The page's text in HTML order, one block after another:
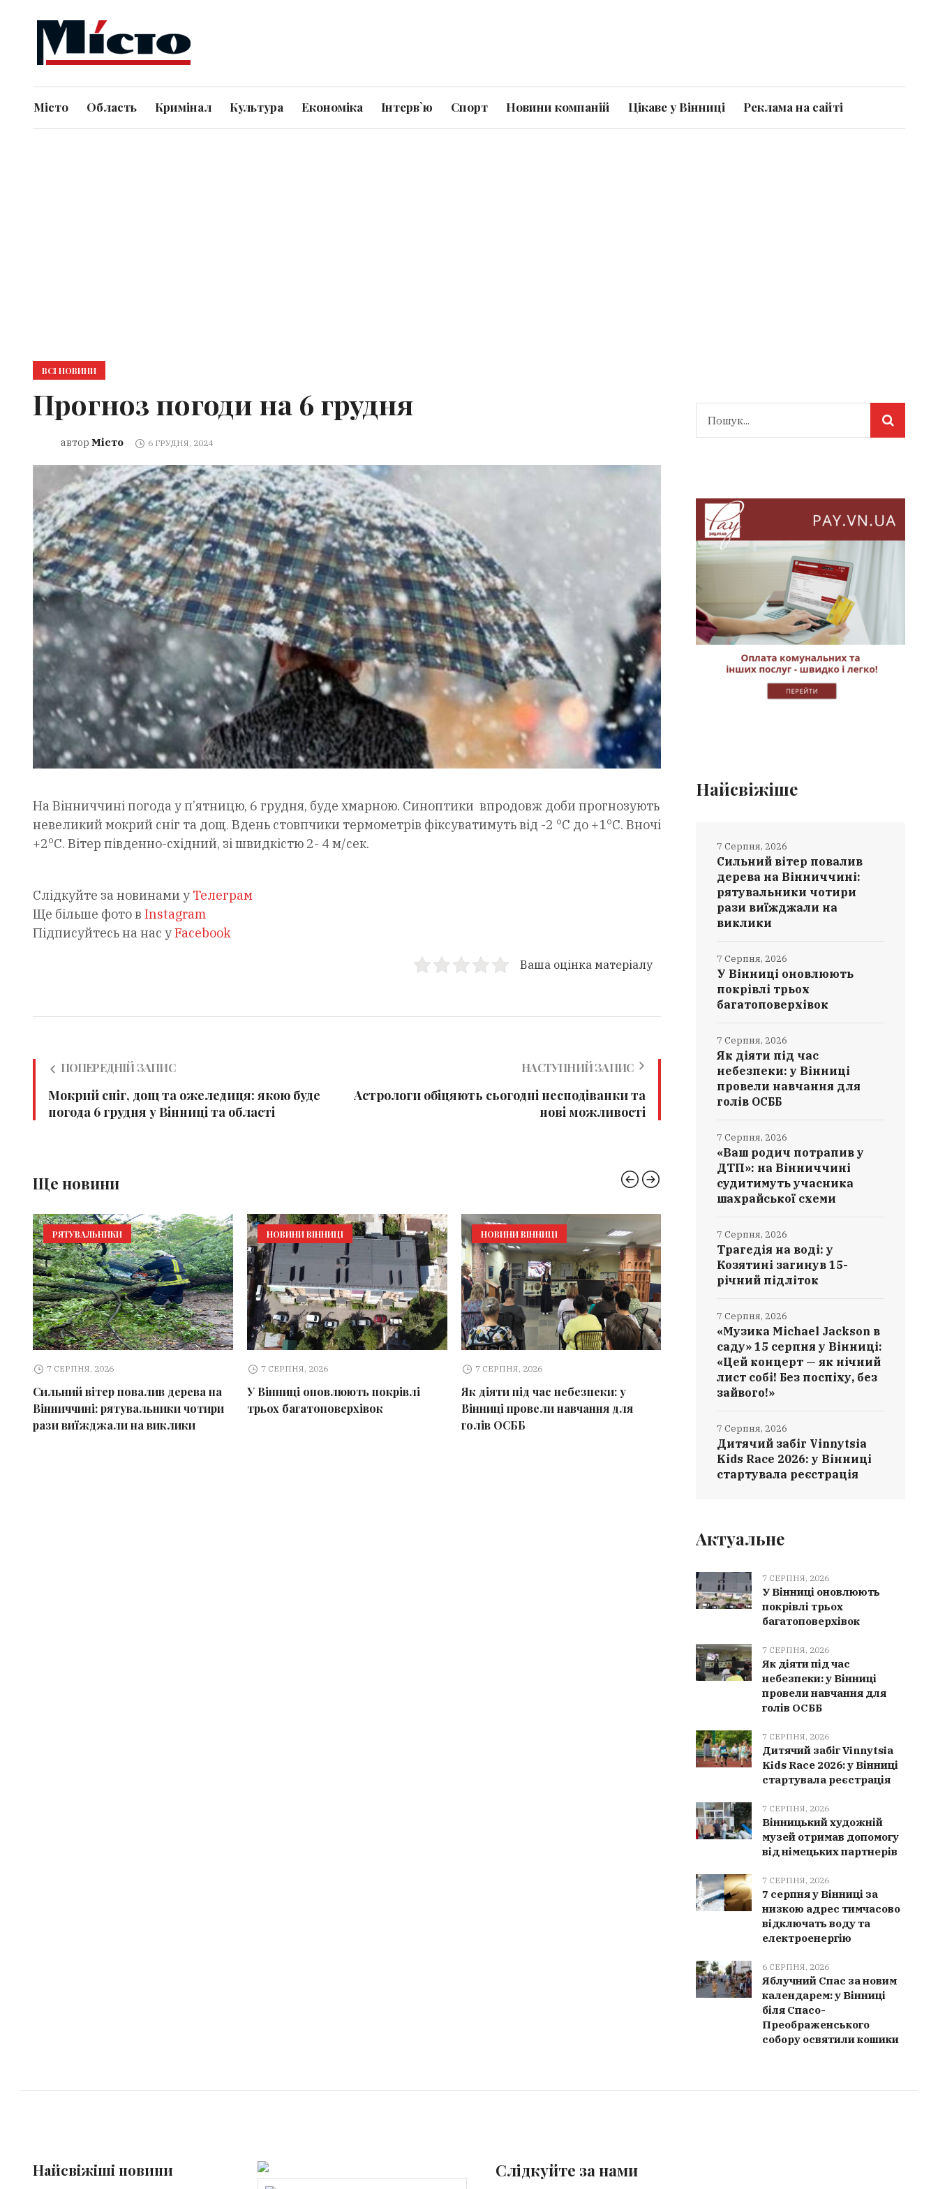
Місто Область Кримінал Культура Економіка Інтерв`ю Спорт Новини компаній Цікаве у Вінниці Реклама на сайті
ВСІ НОВИНИ
Прогноз погоди на 6 грудня
автор Місто 6 ГРУДНЯ, 2024
На Вінниччині погода у п’ятницю, 6 грудня, буде хмарною. Синоптики впродовж доби прогнозують
невеликий мокрий сніг та дощ. Вдень стовпчики термометрів фіксуватимуть від -2 °С до +1°С. Вночі
+2°С. Вітер південно-східний, зі швидкістю 2- 4 м/сек.
Слідкуйте за новинами у Телеграм
Ще більше фото в Instagram
Підписуйтесь на нас уFacebook
Ваша оцінка матеріалу
ПОПЕРЕДНІЙ ЗАПИС
Мокрий сніг, дощ та ожеледиця: якою буде
погода 6 грудня у Вінниці та області
НАСТУПНИЙ ЗАПИС
Астрологи обіцяють сьогодні несподіванки та
нові можливості
Ще новини
РЯТУВАЛЬНИКИ
7 СЕРПНЯ, 2026
Сильний вітер повалив дерева на
Вінниччині: рятувальники чотири
рази виїжджали на виклики
НОВИНИ ВІННИЦІ
7 СЕРПНЯ, 2026
У Вінниці оновлюють покрівлі
трьох багатоповерхівок
НОВИНИ ВІННИЦІ
7 СЕРПНЯ, 2026
Як діяти під час небезпеки: у
Вінниці провели навчання для
голів ОСББ
КРИМІНАЛ
7 СЕРПНЯ, 2026
«Ваш родич потрапив у ДТП»: на
шахрайської схеми
Найсвіжіше
Сильний вітер повалив
дерева на Вінниччині:
рятувальники чотири
рази виїжджали на
виклики
7 Серпня, 2026
У Вінниці оновлюють
покрівлі трьох
багатоповерхівок
7 Серпня, 2026
Як діяти під час
небезпеки: у Вінниці
провели навчання для
голів ОСББ
7 Серпня, 2026
«Ваш родич потрапив у
ДТП»: на Вінниччині
судитимуть учасника
шахрайської схеми
7 Серпня, 2026
Трагедія на воді: у
Козятині загинув 15-
річний підліток
7 Серпня, 2026
«Музика Michael Jackson в
саду» 15 серпня у Вінниці:
«Цей концерт — як нічний
лист собі! Без поспіху, без
зайвого!»
7 Серпня, 2026
Дитячий забіг Vinnytsia
Kids Race 2026: у Вінниці
стартувала реєстрація
7 Серпня, 2026
Актуальне
7 СЕРПНЯ, 2026
У Вінниці оновлюють
покрівлі трьох
багатоповерхівок
7 СЕРПНЯ, 2026
Як діяти під час
небезпеки: у Вінниці
провели навчання для
голів ОСББ
7 СЕРПНЯ, 2026
Дитячий забіг Vinnytsia
Kids Race 2026: у Вінниці
стартувала реєстрація
7 СЕРПНЯ, 2026
Вінницький художній
музей отримав допомогу
від німецьких партнерів
7 СЕРПНЯ, 2026
7 серпня у Вінниці за
низкою адрес тимчасово
відключать воду та
електроенергію
6 СЕРПНЯ, 2026
Яблучний Спас за новим
календарем: у Вінниці
біля Спасо-
Преображенського
собору освятили кошики
Найсвіжіші новини Слідкуйте за нами